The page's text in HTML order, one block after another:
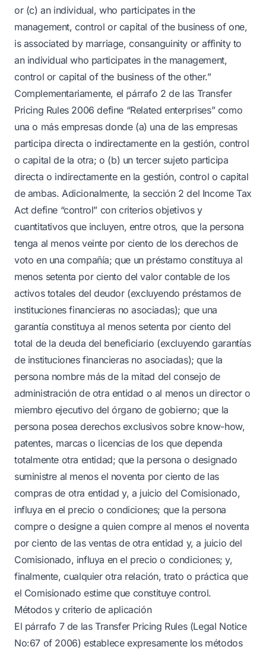
or (c) an individual, who participates in the
management, control or capital of the business of one,
is associated by marriage, consanguinity or affinity to
an individual who participates in the management,
control or capital of the business of the other.”
Complementariamente, el párrafo 2 de las Transfer
Pricing Rules 2006 define “Related enterprises” como
una o más empresas donde (a) una de las empresas
participa directa o indirectamente en la gestión, control
o capital de la otra; o (b) un tercer sujeto participa
directa o indirectamente en la gestión, control o capital
de ambas. Adicionalmente, la sección 2 del Income Tax
Act define “control” con criterios objetivos y
cuantitativos que incluyen, entre otros, que la persona
tenga al menos veinte por ciento de los derechos de
voto en una compañía; que un préstamo constituya al
menos setenta por ciento del valor contable de los
activos totales del deudor (excluyendo préstamos de
instituciones financieras no asociadas); que una
garantía constituya al menos setenta por ciento del
total de la deuda del beneficiario (excluyendo garantías
de instituciones financieras no asociadas); que la
persona nombre más de la mitad del consejo de
administración de otra entidad o al menos un director o
miembro ejecutivo del órgano de gobierno; que la
persona posea derechos exclusivos sobre know-how,
patentes, marcas o licencias de los que dependa
totalmente otra entidad; que la persona o designado
suministre al menos el noventa por ciento de las
compras de otra entidad y, a juicio del Comisionado,
influya en el precio o condiciones; que la persona
compre o designe a quien compre al menos el noventa
por ciento de las ventas de otra entidad y, a juicio del
Comisionado, influya en el precio o condiciones; y,
finalmente, cualquier otra relación, trato o práctica que
el Comisionado estime que constituye control.
Métodos y criterio de aplicación
El párrafo 7 de las Transfer Pricing Rules (Legal Notice
No:67 of 2006) establece expresamente los métodos